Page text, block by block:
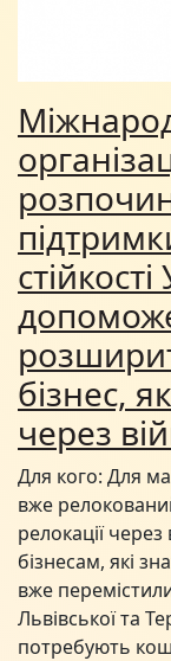
бізнес,
через
Для кого: Для
вже
релокації
бізнесам, які
вже
Львівської та
потребують